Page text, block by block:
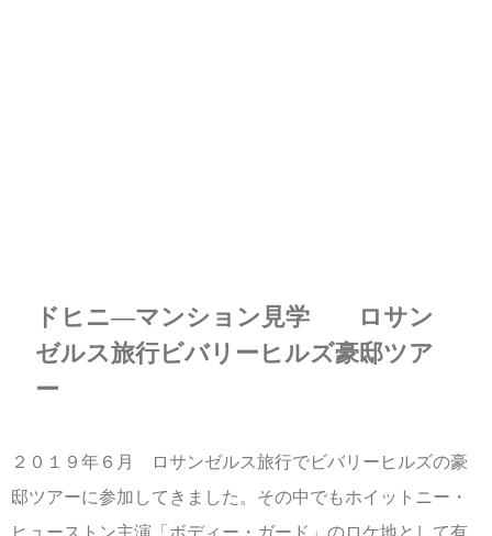
ドヒニ―マンション見学 ロサン
ゼルス旅行ビバリーヒルズ豪邸ツア
ー
２０１９年６月 ロサンゼルス旅行でビバリーヒルズの豪
邸ツアーに参加してきました。その中でもホイットニー・
ヒューストン主演「ボディー・ガード」のロケ地として有